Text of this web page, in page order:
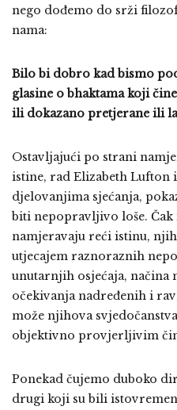
nego dođemo do srži
nama:
Bilo bi dobro kad bismo
glasine o bhaktama koji
ili dokazano pretjerane ili
Ostavljajući po strani
istine, rad Elizabeth Lufton
djelovanjima sjećanja,
biti nepopravljivo loše.
namjeravaju reći istinu,
utjecajem raznoraznih
unutarnjih osjećaja, načina
očekivanja nadređenih i
može njihova
objektivno provjerljivim
Ponekad čujemo duboko
drugi koji su bili